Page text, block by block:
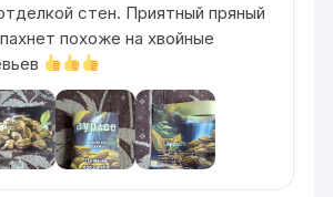
стен. Приятный пряный
похоже на хвойные